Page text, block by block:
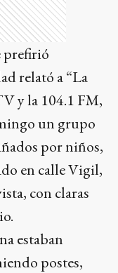
prefirió
relató a “La
y la 104.1 FM,
un grupo
por niños,
en calle Vigil,
con claras
estaban
postes,